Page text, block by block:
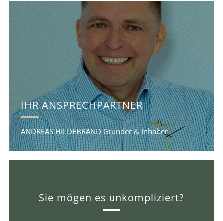
IHR ANSPRECHPARTNER
ANDREAS HILDEBRAND Gründer & Inhaber
Sie mögen es unkompliziert?